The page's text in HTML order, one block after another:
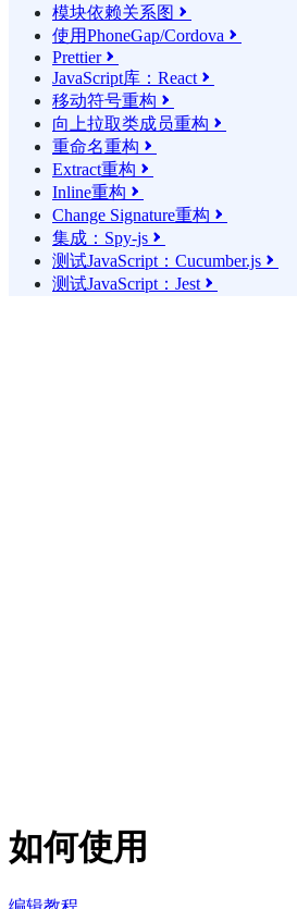
模块依赖关系图 
使用PhoneGap/Cordova 
Prettier
JavaScript库：React 
移动符号重构 
向上拉取类成员重构 
重命名重构 
Extract重构 
Inline重构 
Change Signature重构 
集成：Spy-js 
测试JavaScript：Cucumber.js 
测试JavaScript：Jest 
如何使用